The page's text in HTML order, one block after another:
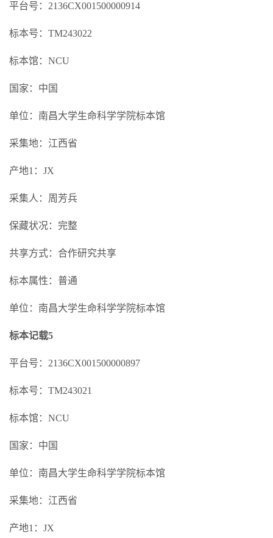
平台号：2136CX001500000914
标本号：TM243022
标本馆：NCU
国家：中国
单位：南昌大学生命科学学院标本馆
采集地：江西省
产地1：JX
采集人：周芳兵
保藏状况：完整
共享方式：合作研究共享
标本属性：普通
单位：南昌大学生命科学学院标本馆
标本记载5
平台号：2136CX001500000897
标本号：TM243021
标本馆：NCU
国家：中国
单位：南昌大学生命科学学院标本馆
采集地：江西省
产地1：JX